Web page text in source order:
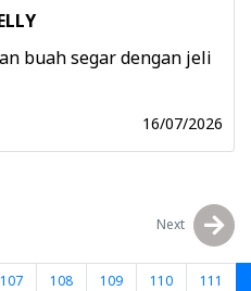
buah segar dengan jeli
16/07/2026
107 108 109 110 111
Next